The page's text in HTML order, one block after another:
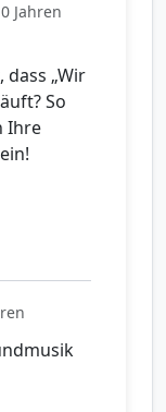
Jahren
dass „Wir
So
Ihre